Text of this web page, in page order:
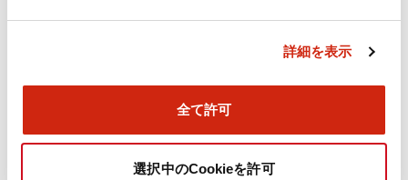
詳細を表示
全て許可
選択中のCookieを許可
フラッシュベゼル（アクセサリ2）LB／A6／LWシリー